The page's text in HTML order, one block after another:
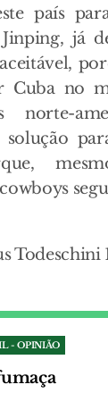
país
já
Cuba no
norte-
solução
Todeschini
- OPINIÃO